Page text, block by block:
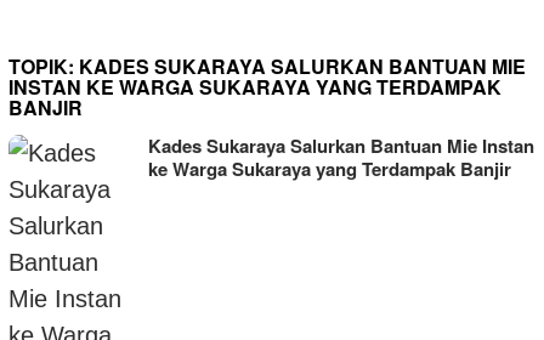
TOPIK: KADES SUKARAYA SALURKAN BANTUAN MIE
INSTAN KE WARGA SUKARAYA YANG TERDAMPAK
BANJIR
Kades Sukaraya Salurkan Bantuan Mie Instan
ke Warga Sukaraya yang Terdampak Banjir